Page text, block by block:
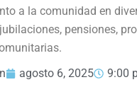
a la comunidad en
pensiones,
agosto 6, 2025 9:00